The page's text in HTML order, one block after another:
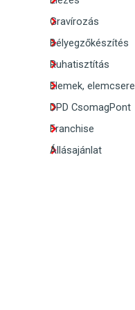
Gravírozás
Bélyegzőkészítés
Ruhatisztítás
Elemek, elemcsere
DPD CsomagPont
Franchise
Állásajánlat